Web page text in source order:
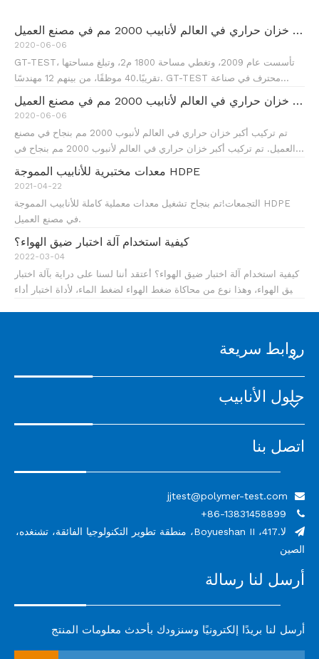
تم بنجاح تركيب أكبر خزان حراري في العالم لأنابيب 2000 مم في مصنع العميل.
2020-06-06
GT-TEST، تأسست عام 2009، وتغطي مساحة 1800 م2، وتبلغ مساحتها
تقريبًا.40 موظفًا، من بينهم 12 مهندسًا. GT-TEST محترف في صناعة
معدات اختبار الأنابيب البلاستيكية، وكذلك المواد الخام البوليمرية.بفضل
التكنولوجيا الغنية للمهندسين وخبرة 20 عامًا، يمكننا تقديم ذلك
تم بنجاح تركيب أكبر خزان حراري في العالم لأنابيب 2000 مم في مصنع العميل.
2020-06-06
تم تركيب أكبر خزان حراري في العالم لأنبوب 2000 مم بنجاح في مصنع
العميل. تم تركيب أكبر خزان حراري في العالم لأنبوب 2000 مم بنجاح في
مصنع العميل. تم تركيب أكبر خزان حراري في العالم لأنبوب 2000 مم بنجاح
في مصنع العميل. العالم
معدات مختبرية للأنابيب المموجة HDPE
2021-04-22
التجمعات!تم بنجاح تشغيل معدات معملية كاملة للأنابيب المموجة HDPE
في مصنع العميل.
كيفية استخدام آلة اختبار ضيق الهواء؟
2022-03-04
كيفية استخدام آلة اختبار ضيق الهواء؟ أعتقد أننا لسنا على دراية بآلة اختبار
ضيق الهواء، وهذا نوع من محاكاة ضغط الهواء لضغط الماء، لأداة اختبار أداء
روابط سريعة
حلول الأنابيب
اتصل بنا

jjtest@polymer-test.com


لا.417، Boyueshan II، منطقة تطوير التكنولوجيا الفائقة، تشنغده،
الصين
أرسل لنا رسالة
أرسل لنا بريدًا إلكترونيًا وسنزودك بأحدث معلومات المنتج